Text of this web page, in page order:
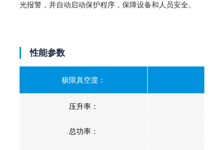
光报警，并自动启动保护程序，保障设备和人员安全。
性能参数
极限真空度：
压升率：
总功率：